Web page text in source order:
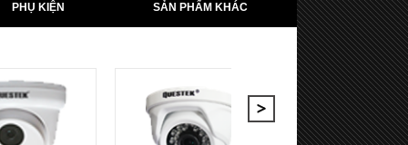
PHỤ KIỆN SẢN PHẨM KHÁC